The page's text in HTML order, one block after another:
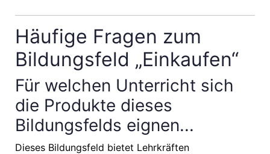
Häufige Fragen zum
Bildungsfeld „Einkaufen“
Für welchen Unterricht sich
die Produkte dieses
Bildungsfelds eignen...
Dieses Bildungsfeld bietet Lehrkräften